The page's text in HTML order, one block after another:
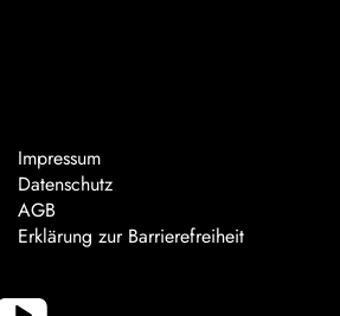
Impressum
Datenschutz
AGB
Erklärung zur Barrierefreiheit